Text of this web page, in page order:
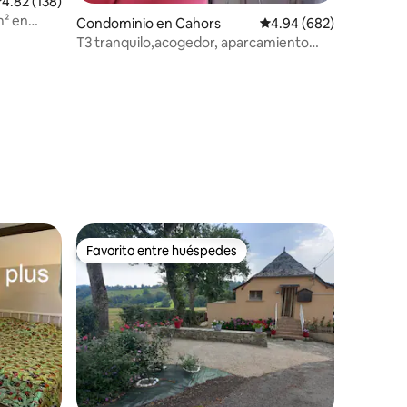
en
Condominio en Cahors Calificación promedio:
4.94 (682)
T3 tranquilo,acogedor, aparcamiento
Favorito entre huéspedes
Favorito entre huéspedes